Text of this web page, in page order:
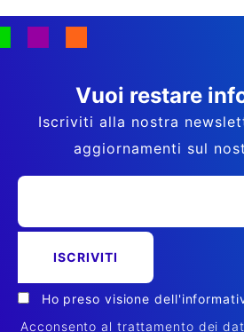
Vuoi restare
Iscriviti alla nostra
aggiornamenti sul
Ho preso visione dell'
Acconsento al trattamento dei